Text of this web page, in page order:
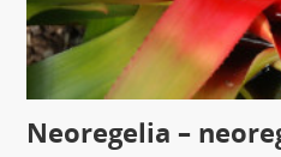
Neoregelia –